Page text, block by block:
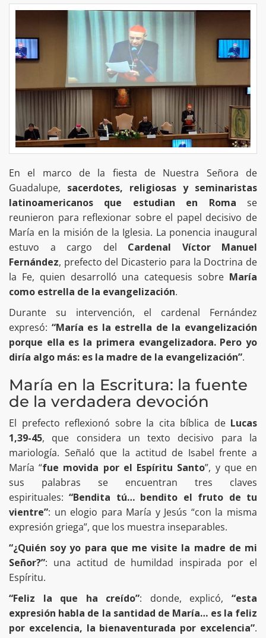
En el marco de la fiesta de Nuestra Señora de
Guadalupe, sacerdotes, religiosas y seminaristas
latinoamericanos que estudian en Roma se
reunieron para reflexionar sobre el papel decisivo de
María en la misión de la Iglesia. La ponencia inaugural
estuvo a cargo del Cardenal Víctor Manuel
Fernández, prefecto del Dicasterio para la Doctrina de
la Fe, quien desarrolló una catequesis sobre María
como estrella de la evangelización.
Durante su intervención, el cardenal Fernández
expresó: “María es la estrella de la evangelización
porque ella es la primera evangelizadora. Pero yo
diría algo más: es la madre de la evangelización”.
María en la Escritura: la fuente
de la verdadera devoción
El prefecto reflexionó sobre la cita bíblica de Lucas
1,39-45, que considera un texto decisivo para la
mariología. Señaló que la actitud de Isabel frente a
María “fue movida por el Espíritu Santo”, y que en
sus palabras se encuentran tres claves
espirituales:“Bendita tú… bendito el fruto de tu
vientre”: un elogio para María y Jesús “con la misma
expresión griega”, que los muestra inseparables.
“¿Quién soy yo para que me visite la madre de mi
Señor?”: una actitud de humildad inspirada por el
Espíritu.
“Feliz la que ha creído”: donde, explicó,“esta
expresión habla de la santidad de María… es la feliz
por excelencia, la bienaventurada por excelencia”.